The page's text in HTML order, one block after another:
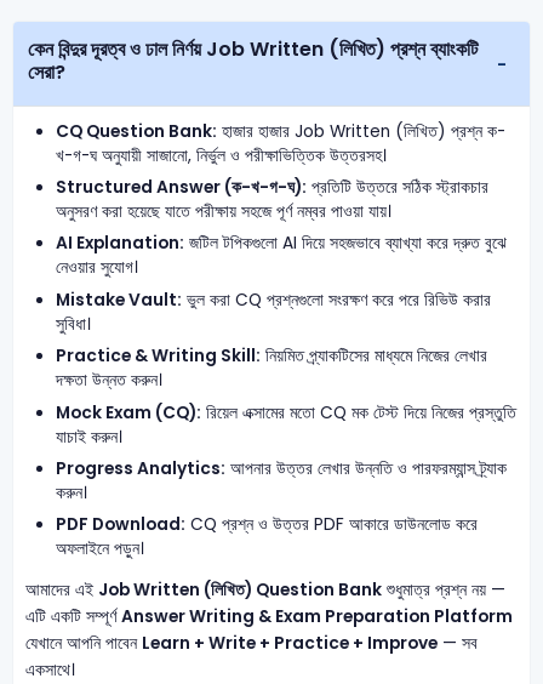
কেন বিন্দুর দূরত্ব ও ঢাল নির্ণয় Job Written (লিখিত) প্রশ্ন ব্যাংকটি
সেরা?
CQ Question Bank: হাজার হাজার Job Written (লিখিত) প্রশ্ন ক-
খ-গ-ঘ অনুযায়ী সাজানো, নির্ভুল ও পরীক্ষাভিত্তিক উত্তরসহ।
Structured Answer (ক-খ-গ-ঘ): প্রতিটি উত্তরে সঠিক স্ট্রাকচার
অনুসরণ করা হয়েছে যাতে পরীক্ষায় সহজে পূর্ণ নম্বর পাওয়া যায়।
AI Explanation: জটিল টপিকগুলো AI দিয়ে সহজভাবে ব্যাখ্যা করে দ্রুত বুঝে
নেওয়ার সুযোগ।
Mistake Vault: ভুল করা CQ প্রশ্নগুলো সংরক্ষণ করে পরে রিভিউ করার
সুবিধা।
Practice & Writing Skill: নিয়মিত প্র্যাকটিসের মাধ্যমে নিজের লেখার
দক্ষতা উন্নত করুন।
Mock Exam (CQ): রিয়েল এক্সামের মতো CQ মক টেস্ট দিয়ে নিজের প্রস্তুতি
যাচাই করুন।
Progress Analytics: আপনার উত্তর লেখার উন্নতি ও পারফরম্যান্স ট্র্যাক
করুন।
PDF Download: CQ প্রশ্ন ও উত্তর PDF আকারে ডাউনলোড করে
অফলাইনে পড়ুন।
আমাদের এই Job Written (লিখিত) Question Bankশুধুমাত্র প্রশ্ন নয় —
এটি একটি সম্পূর্ণAnswer Writing & Exam Preparation Platform
যেখানে আপনি পাবেন Learn + Write + Practice + Improve— সব
একসাথে।